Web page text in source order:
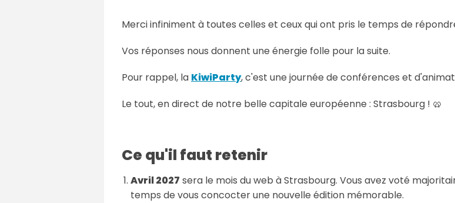
Merci infiniment à toutes celles et ceux qui ont pris le temps de
Vos réponses nous donnent une énergie folle pour la suite.
Pour rappel, la KiwiParty, c'est une journée de conférences et
Le tout, en direct de notre belle capitale européenne : Strasbourg ! 🥨
Ce qu'il faut retenir
Avril 2027 sera le mois du web à Strasbourg. Vous avez voté
temps de vous concocter une nouvelle édition mémorable.